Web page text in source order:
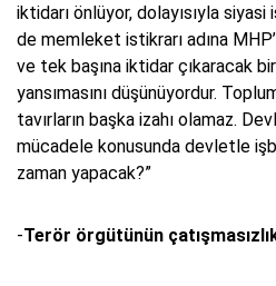
iktidarı önlüyor, dolayısıyla
de memleket istikrarı adına
ve tek başına iktidar çıkaracak
yansımasını düşünüyordur.
tavırların başka izahı olamaz.
mücadele konusunda devletle
zaman yapacak?”
-Terör örgütünün